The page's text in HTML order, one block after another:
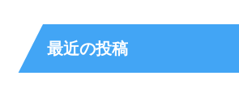
最近の投稿